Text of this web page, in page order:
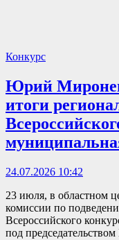
Конкурс
Юрий
итоги
24.07.2026 10:42
23 июля, в областном
комиссии по
Всероссийского
под